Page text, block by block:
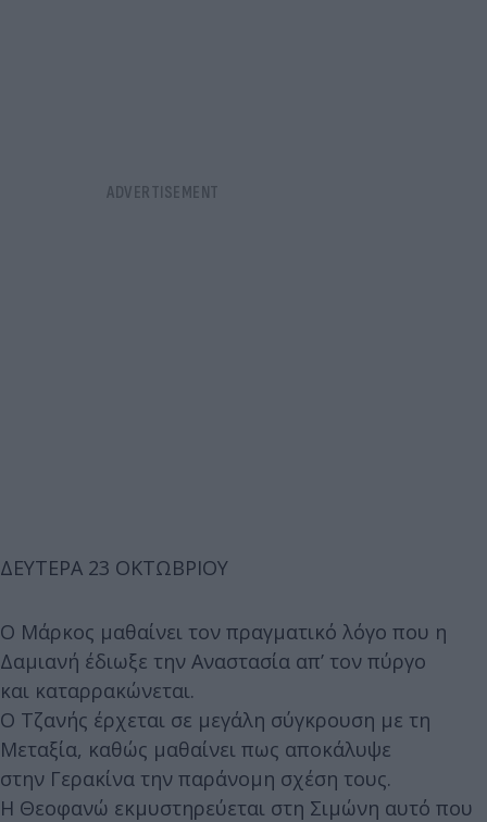
ΔΕΥΤΕΡΑ 23 ΟΚΤΩΒΡΙΟΥ
Ο Μάρκος μαθαίνει τον πραγματικό λόγο που η
Δαμιανή έδιωξε την Αναστασία απ’ τον πύργο
και καταρρακώνεται.
Ο Τζανής έρχεται σε μεγάλη σύγκρουση με τη
Μεταξία, καθώς μαθαίνει πως αποκάλυψε
στην Γερακίνα την παράνομη σχέση τους.
Η Θεοφανώ εκμυστηρεύεται στη Σιμώνη αυτό που